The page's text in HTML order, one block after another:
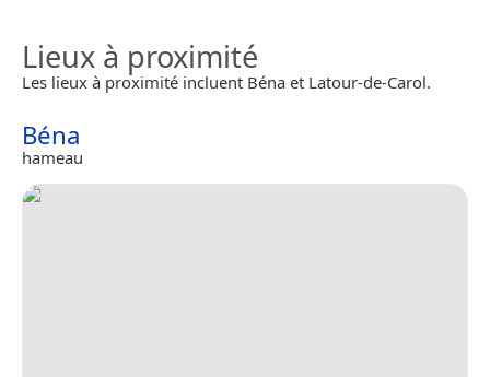
Lieux à proximité
Les lieux à proximité incluent Béna et Latour-de-Carol.
Béna
hameau